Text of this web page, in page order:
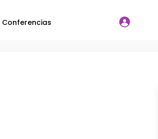
Conferencias